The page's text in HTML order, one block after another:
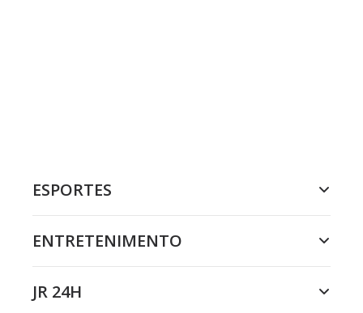
ESPORTES
ENTRETENIMENTO
JR 24H